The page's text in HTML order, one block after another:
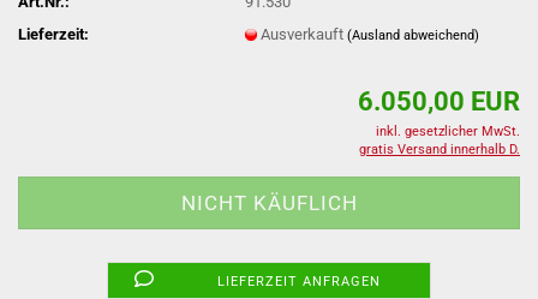
Lieferzeit:
Ausverkauft(Ausland abweichend)
6.050,00 EUR
inkl. gesetzlicher MwSt.
gratis Versand innerhalb D.
LIEFERZEIT ANFRAGEN